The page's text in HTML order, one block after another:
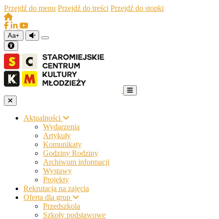
Przejdź do menu Przejdź do treści Przejdź do stopki
Aa+
Aktualności
Wydarzenia
Artykuły
Komunikaty
Godziny Rodziny
Archiwum informacji
Wystawy
Projekty
Rekrutacja na zajęcia
Oferta dla grup
Przedszkola
Szkoły podstawowe